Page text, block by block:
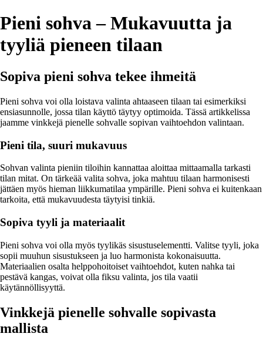
Pieni sohva – Mukavuutta ja
tyyliä pieneen tilaan
Sopiva pieni sohva tekee ihmeitä
Pieni sohva voi olla loistava valinta ahtaaseen tilaan tai esimerkiksi
ensiasunnolle, jossa tilan käyttö täytyy optimoida. Tässä artikkelissa
jaamme vinkkejä pienelle sohvalle sopivan vaihtoehdon valintaan.
Pieni tila, suuri mukavuus
Sohvan valinta pieniin tiloihin kannattaa aloittaa mittaamalla tarkasti
tilan mitat. On tärkeää valita sohva, joka mahtuu tilaan harmonisesti
jättäen myös hieman liikkumatilaa ympärille. Pieni sohva ei kuitenkaan
tarkoita, että mukavuudesta täytyisi tinkiä.
Sopiva tyyli ja materiaalit
Pieni sohva voi olla myös tyylikäs sisustuselementti. Valitse tyyli, joka
sopii muuhun sisustukseen ja luo harmonista kokonaisuutta.
Materiaalien osalta helppohoitoiset vaihtoehdot, kuten nahka tai
pestävä kangas, voivat olla fiksu valinta, jos tila vaatii
käytännöllisyyttä.
Vinkkejä pienelle sohvalle sopivasta
mallista